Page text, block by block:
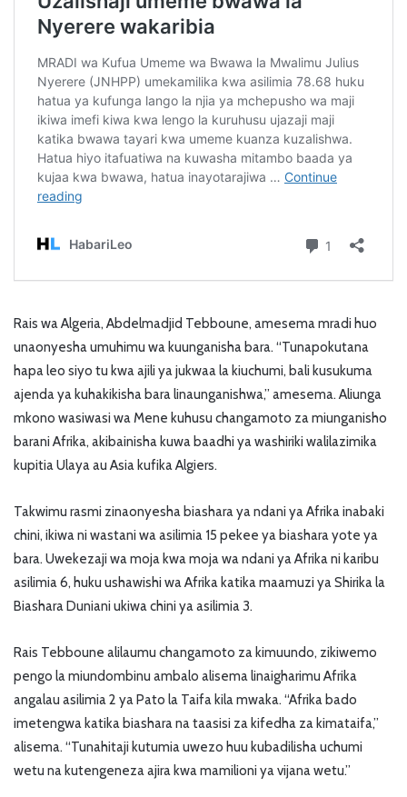
Rais wa Algeria, Abdelmadjid Tebboune, amesema mradi huo
unaonyesha umuhimu wa kuunganisha bara. “Tunapokutana
hapa leo siyo tu kwa ajili ya jukwaa la kiuchumi, bali kusukuma
ajenda ya kuhakikisha bara linaunganishwa,” amesema. Aliunga
mkono wasiwasi wa Mene kuhusu changamoto za miunganisho
barani Afrika, akibainisha kuwa baadhi ya washiriki walilazimika
kupitia Ulaya au Asia kufika Algiers.
Takwimu rasmi zinaonyesha biashara ya ndani ya Afrika inabaki
chini, ikiwa ni wastani wa asilimia 15 pekee ya biashara yote ya
bara. Uwekezaji wa moja kwa moja wa ndani ya Afrika ni karibu
asilimia 6, huku ushawishi wa Afrika katika maamuzi ya Shirika la
Biashara Duniani ukiwa chini ya asilimia 3.
Rais Tebboune alilaumu changamoto za kimuundo, zikiwemo
pengo la miundombinu ambalo alisema linaigharimu Afrika
angalau asilimia 2 ya Pato la Taifa kila mwaka. “Afrika bado
imetengwa katika biashara na taasisi za kifedha za kimataifa,”
alisema. “Tunahitaji kutumia uwezo huu kubadilisha uchumi
wetu na kutengeneza ajira kwa mamilioni ya vijana wetu.”